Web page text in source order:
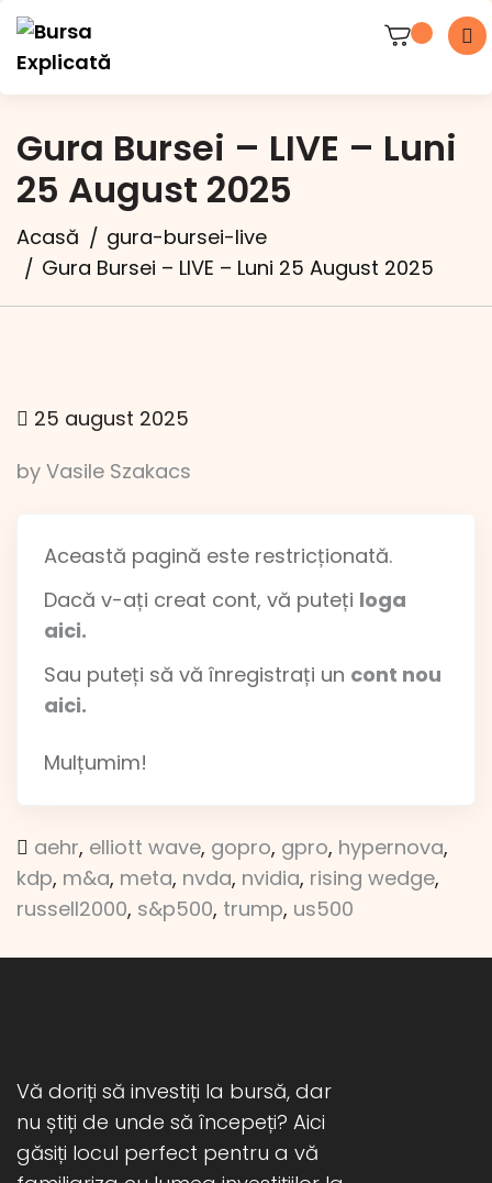
Gura Bursei – LIVE – Luni
25 August 2025
Acasă
gura-bursei-live
Gura Bursei – LIVE – Luni 25 August 2025
25 august 2025
by Vasile Szakacs
Această pagină este restricționată.
Dacă v-ați creat cont, vă puteți loga
aici.
Sau puteți să vă înregistrați un cont nou
aici.
Mulțumim!
aehr, elliott wave, gopro, gpro, hypernova,
kdp, m&a, meta, nvda, nvidia, rising wedge,
russell2000, s&p500, trump, us500
Vă doriți să investiți la bursă, dar
nu știți de unde să începeți? Aici
găsiți locul perfect pentru a vă